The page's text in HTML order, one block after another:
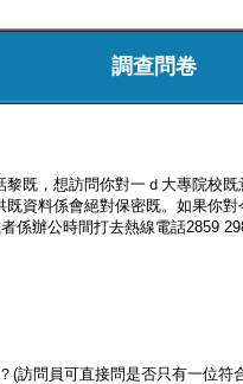
調查問卷
既，想訪問你對一ｄ大專院校
資料係會絕對保密既。如果你
係辦公時間打去熱線電話2859
(訪問員可直接問是否只有一位